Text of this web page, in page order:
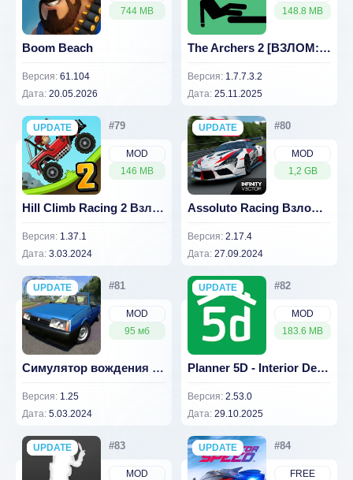
744 MB
Boom Beach
Версия: 61.104
Дата: 20.05.2026
148.8 MB
The Archers 2 [ВЗЛОМ: много денег] v 1.7.7.3.2
Версия: 1.7.7.3.2
Дата: 25.11.2025
MOD
146 MB
UPDATE
NEW
Hill Climb Racing 2 Взлом (Много Денег)
Версия: 1.37.1
Дата: 3.03.2024
MOD
1,2 GB
UPDATE
NEW
Assoluto Racing Взлом (Легкая Лицензия) 2.17.4
Версия: 2.17.4
Дата: 27.09.2024
MOD
95 мб
UPDATE
NEW
Симулятор вождения ВАЗ 2108 SE (Премиум)
Версия: 1.25
Дата: 5.03.2024
MOD
183.6 MB
UPDATE
NEW
Planner 5D - Interior Design [ВЗЛОМ: всё разблокировано] 2.53.0
Версия: 2.53.0
Дата: 29.10.2025
MOD
UPDATE
NEW
FREE
UPDATE
NEW